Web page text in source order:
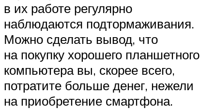
в их работе регулярно
наблюдаются подтормаживания.
Можно сделать вывод, что
на покупку хорошего планшетного
компьютера вы, скорее всего,
потратите больше денег, нежели
на приобретение смартфона.